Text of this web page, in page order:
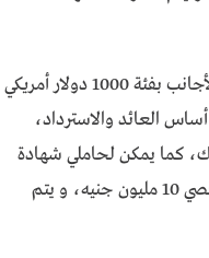
بفئة
دولار أمريكي
العائد والاسترداد،
كما يمكن لحاملي شهادة
مليون جنيه، و يتم